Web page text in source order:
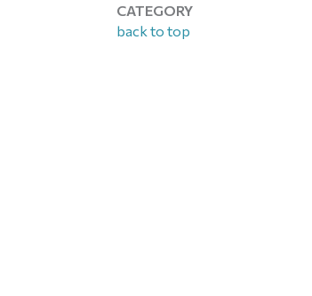
CATEGORY
back to top